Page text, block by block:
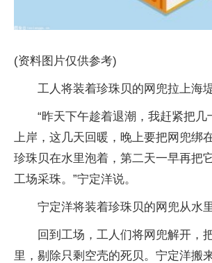
(资料图片仅供参考)
工人将装着珍珠贝的网兜拉上海堤
“昨天下午趁着退潮，我赶紧把几
上岸，这几天回暖，晚上要把网兜绑
珍珠贝在水里泡着，第二天一早再把
工场采珠。”宁定洋说。
宁定洋将装着珍珠贝的网兜从水
回到工场，工人们将网兜解开，
里，剔除只剩空壳的死贝。宁定洋搬